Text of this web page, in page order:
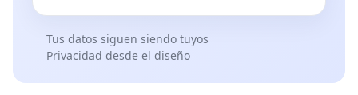
Tus datos siguen siendo tuyos
Privacidad desde el diseño